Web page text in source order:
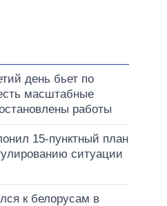
день бьет по
масштабные
работы
15-пунктный план
ситуации
к белорусам в